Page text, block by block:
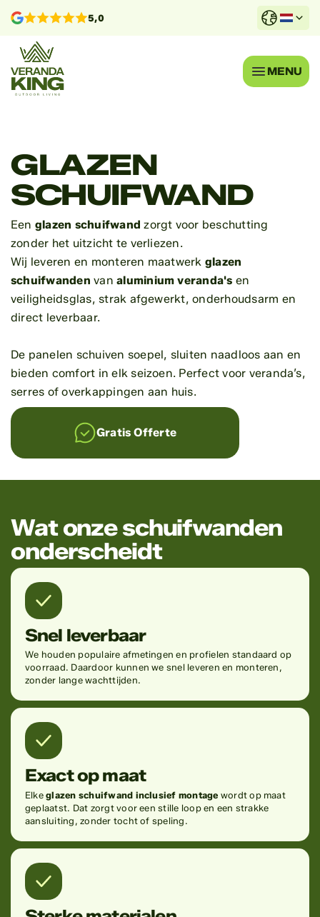
5,0
MENU
GLAZEN
SCHUIFWAND
Een glazen schuifwand zorgt voor beschutting
zonder het uitzicht te verliezen.
Wij leveren en monteren maatwerk glazen
schuifwanden vanaluminium veranda's en
veiligheidsglas, strak afgewerkt, onderhoudsarm en
direct leverbaar.
De panelen schuiven soepel, sluiten naadloos aan en
bieden comfort in elk seizoen. Perfect voor veranda’s,
serres of overkappingen aan huis.
Gratis Offerte
Wat onze schuifwanden
onderscheidt
Snel leverbaar
We houden populaire afmetingen en profielen standaard op
voorraad. Daardoor kunnen we snel leveren en monteren,
zonder lange wachttijden.
Exact op maat
Elkeglazen schuifwand inclusief montage wordt op maat
geplaatst. Dat zorgt voor een stille loop en een strakke
aansluiting, zonder tocht of speling.